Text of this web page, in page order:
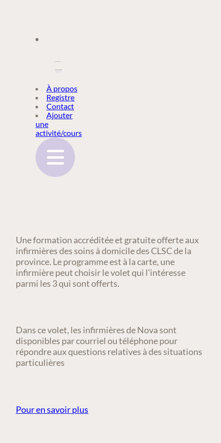
REGISTRE
CONTACT
À propos
Registre
Contact
Ajouter
une
activité/cours
Une formation accréditée et gratuite offerte aux
infirmières des soins à domicile des CLSC de la
province. Le programme est à la carte, une
infirmière peut choisir le volet qui l’intéresse
parmi les 3 qui sont offerts.
Dans ce volet, les infirmières de Nova sont
disponibles par courriel ou téléphone pour
répondre aux questions relatives à des situations
particulières
Pour en savoir plus